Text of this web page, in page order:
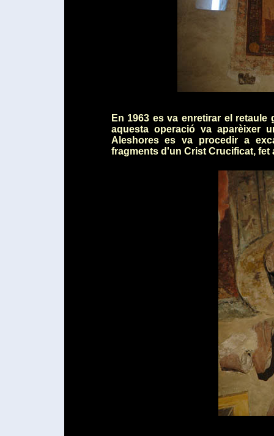
En 1963 es va enretirar el
aquesta operació va aparèixer
Aleshores es va procedir a
fragments d'un Crist Crucificat, fet